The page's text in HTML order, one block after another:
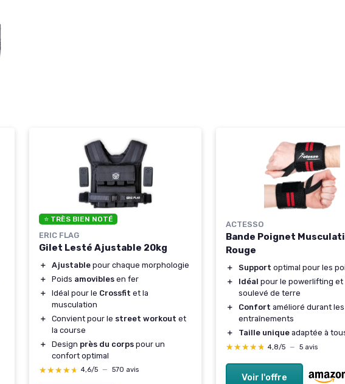
⭐ TRÈS BIEN NOTÉ
ERIC FLAG
Gilet Lesté Ajustable 20kg
＋ Ajustable pour chaque morphologie
＋
Poids amovibles en fer
＋
Idéal pour le Crossfit et la
musculation
＋
Convient pour le street workout et
la course
＋
Design près du corps pour un
confort optimal
★★★★★
★★★★★ 4,6/5 — 570 avis
ACTESSO
Bande Poignet
Rouge
＋ Support optimal pour les
＋
Idéal pour le powerlifting et
soulevé de terre
＋
Confort amélioré durant les
entraînements
＋
Taille unique adaptée à
★★★★★
★★★★★ 4,8/5 — 5 avis
Voir l'offre